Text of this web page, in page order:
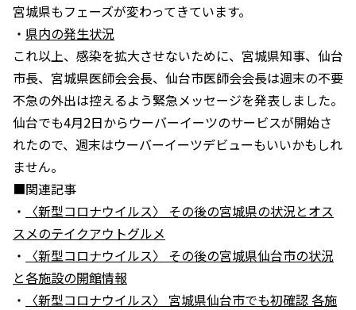
宮城県もフェーズが変わってきています。
・ 県内の発生状況
これ以上、感染を拡大させないために、宮城県知事、仙台
市長、宮城県医師会会長、仙台市医師会会長は週末の不要
不急の外出は控えるよう緊急メッセージを発表しました。
仙台でも4月2日からウーバーイーツのサービスが開始さ
れたので、週末はウーバーイーツデビューもいいかもしれ
ません。
■関連記事
・
〈新型コロナウイルス〉 その後の宮城県の状況とオス
スメのテイクアウトグルメ
・
〈新型コロナウイルス〉 その後の宮城県仙台市の状況
と各施設の開館情報
・
〈新型コロナウイルス〉 宮城県仙台市でも初確認 各施